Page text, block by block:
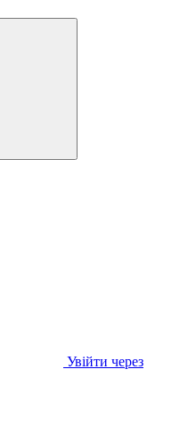
Увійти через